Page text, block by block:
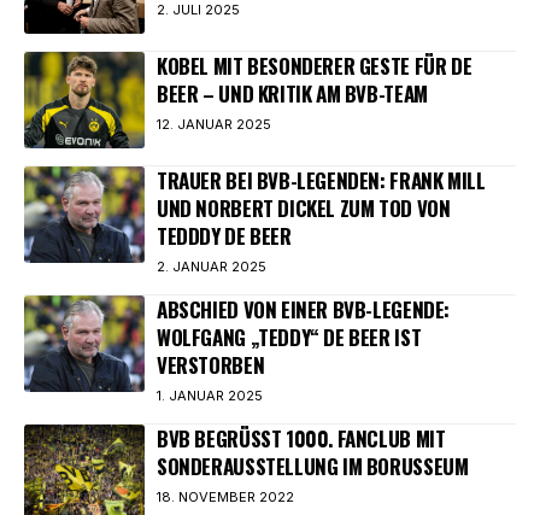
2. JULI 2025
KOBEL MIT BESONDERER GESTE FÜR DE
BEER – UND KRITIK AM BVB-TEAM
12. JANUAR 2025
TRAUER BEI BVB-LEGENDEN: FRANK MILL
UND NORBERT DICKEL ZUM TOD VON
TEDDDY DE BEER
2. JANUAR 2025
ABSCHIED VON EINER BVB-LEGENDE:
WOLFGANG „TEDDY“ DE BEER IST
VERSTORBEN
1. JANUAR 2025
BVB BEGRÜSST 1000. FANCLUB MIT S
ONDERAUSSTELLUNG IM BORUSSEUM
18. NOVEMBER 2022